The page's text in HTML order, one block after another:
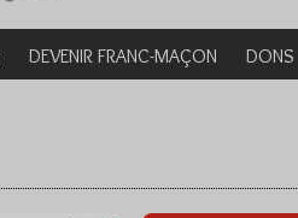
DEVENIR FRANC-MAÇON DONS